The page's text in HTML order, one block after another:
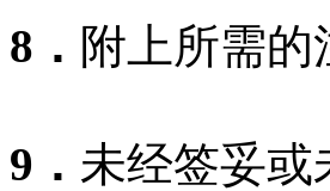
8． 附上所需的
9． 未经签妥